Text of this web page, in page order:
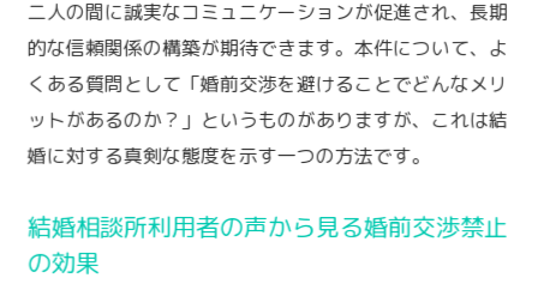
二人の間に誠実なコミュニケーションが促進され、長期
的な信頼関係の構築が期待できます。本件について、よ
くある質問として「婚前交渉を避けることでどんなメリ
ットがあるのか？」というものがありますが、これは結
婚に対する真剣な態度を示す一つの方法です。
結婚相談所利用者の声から見る婚前交渉禁止
の効果